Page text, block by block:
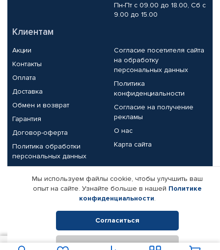
Пн-Пт с 09.00 до 18.00, Сб с
9.00 до 15.00
Клиентам
Акции
Контакты
Оплата
Доставка
Обмен и возврат
Гарантия
Договор-оферта
Политика обработки
персональных данных
Согласие посетителя сайта
на обработку
персональных данных
Политика
конфиденциальности
Согласие на получение
рекламы
О нас
Карта сайта
Партнерам
Корпоративным клиентам
Поставщикам
Реквизиты компании
© КАМАЗ ЦЕНТР ДОНЕЦК, 2015-2026. Все права защищены.
Мы используем файлы cookie, чтобы улучшить ваш
опыт на сайте. Узнайте больше в нашей Политике
конфиденциальности.
Согласиться
Отклонить